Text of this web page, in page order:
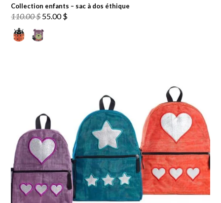
Collection enfants – sac à dos éthique
110.00$Le
initial
55.00$Le